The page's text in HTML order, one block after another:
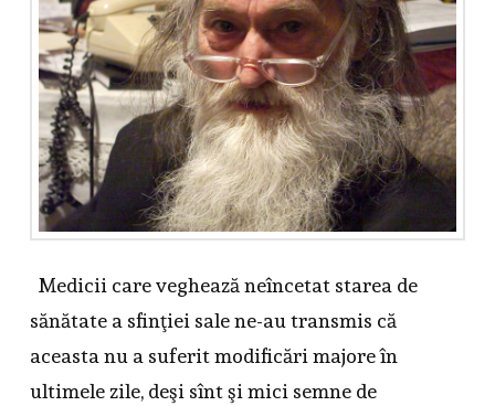
Medicii care veghează neîncetat starea de
sănătate a sfinţiei sale ne-au transmis că
aceasta nu a suferit modificări majore în
ultimele zile, deşi sînt şi mici semne de